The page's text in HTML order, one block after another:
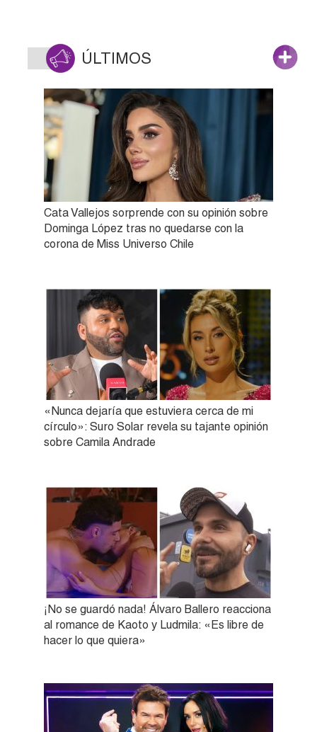
ÚLTIMOS
Cata Vallejos sorprende con su opinión sobre
Dominga López tras no quedarse con la
corona de Miss Universo Chile
«Nunca dejaría que estuviera cerca de mi
círculo»: Suro Solar revela su tajante opinión
sobre Camila Andrade
¡No se guardó nada! Álvaro Ballero reacciona
al romance de Kaoto y Ludmila: «Es libre de
hacer lo que quiera»